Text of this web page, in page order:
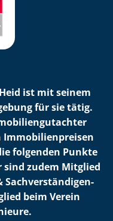
ist mit seinem
für sie tätig.
Im­mo­bi­li­en­prei­sen
folgenden Punkte
sind zudem Mitglied
Sach­ver­stän­di­gen­
beim Verein